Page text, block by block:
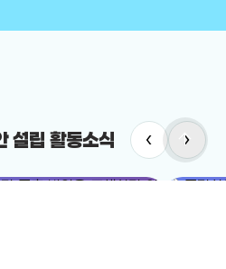
설립 활동소식 ‹ ›
arrow_upward